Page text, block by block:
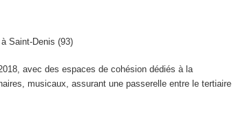
Saint-Denis (93)
avec des espaces de cohésion dédiés à la
musicaux, assurant une passerelle entre le tertiaire